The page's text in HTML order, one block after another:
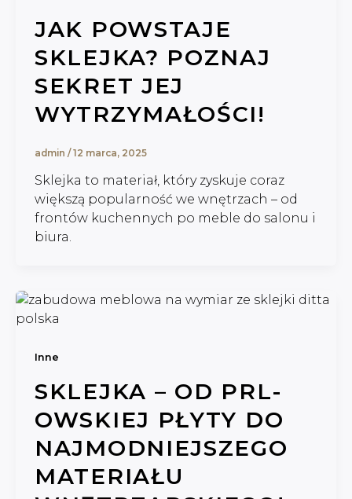
JAK POWSTAJE
SKLEJKA? POZNAJ
SEKRET JEJ
WYTRZYMAŁOŚCI!
admin / 12 marca, 2025
Sklejka to materiał, który zyskuje coraz
większą popularność we wnętrzach – od
frontów kuchennych po meble do salonu i
biura.
Inne
SKLEJKA – OD PRL-
OWSKIEJ PŁYTY DO
NAJMODNIEJSZEGO
MATERIAŁU